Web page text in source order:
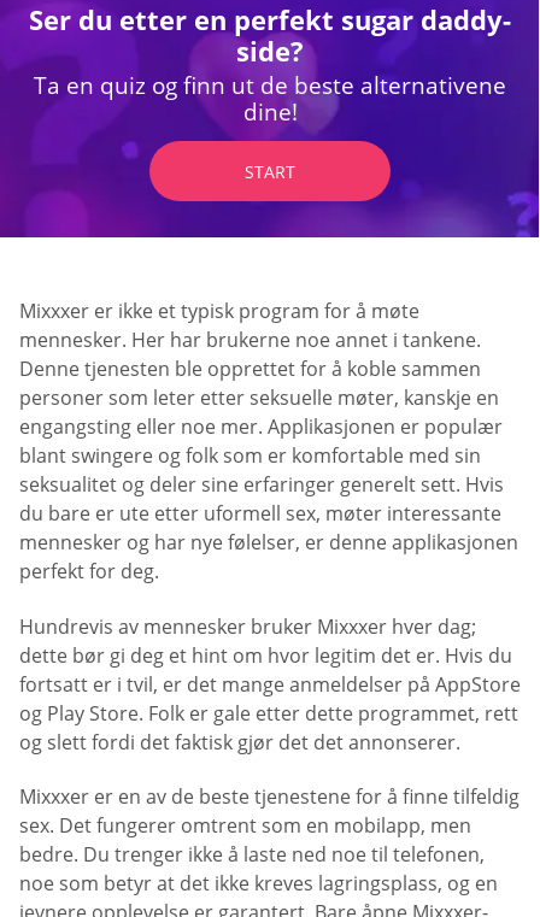
Ser du etter en perfekt sugar daddy-
side?
Ta en quiz og finn ut de beste alternativene
dine!
START
Mixxxer er ikke et typisk program for å møte
mennesker. Her har brukerne noe annet i tankene.
Denne tjenesten ble opprettet for å koble sammen
personer som leter etter seksuelle møter, kanskje en
engangsting eller noe mer. Applikasjonen er populær
blant swingere og folk som er komfortable med sin
seksualitet og deler sine erfaringer generelt sett. Hvis
du bare er ute etter uformell sex, møter interessante
mennesker og har nye følelser, er denne applikasjonen
perfekt for deg.
Hundrevis av mennesker bruker Mixxxer hver dag;
dette bør gi deg et hint om hvor legitim det er. Hvis du
fortsatt er i tvil, er det mange anmeldelser på AppStore
og Play Store. Folk er gale etter dette programmet, rett
og slett fordi det faktisk gjør det det annonserer.
Mixxxer er en av de beste tjenestene for å finne tilfeldig
sex. Det fungerer omtrent som en mobilapp, men
bedre. Du trenger ikke å laste ned noe til telefonen,
noe som betyr at det ikke kreves lagringsplass, og en